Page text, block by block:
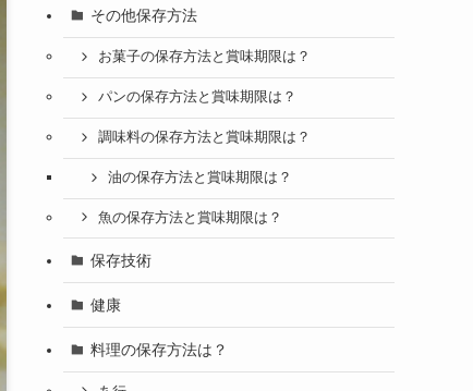
その他保存方法
お菓子の保存方法と賞味期限は？
パンの保存方法と賞味期限は？
調味料の保存方法と賞味期限は？
油の保存方法と賞味期限は？
魚の保存方法と賞味期限は？
保存技術
健康
料理の保存方法は？